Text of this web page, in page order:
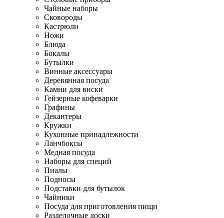
Чайные наборы
Сковороды
Кастрюли
Ножи
Блюда
Бокалы
Бутылки
Винные аксессуары
Деревянная посуда
Камни для виски
Гейзерные кофеварки
Графины
Декантеры
Кружки
Кухонные принадлежности
Ланчбоксы
Медная посуда
Наборы для специй
Пиалы
Подносы
Подставки для бутылок
Чайники
Посуда для приготовления пищи
Разделочные доски